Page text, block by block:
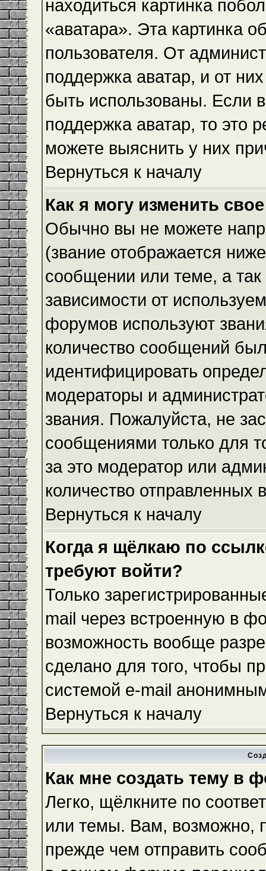
находиться картинка
«аватара». Эта картинка
пользователя. От
поддержка аватар, и от
быть использованы. Если
поддержка аватар, то это
можете выяснить у них
Вернуться к началу
Как я могу изменить
Обычно вы не можете
(звание отображается
сообщении или теме, а
зависимости от
форумов используют
количество сообщений
идентифицировать
модераторы и
звания. Пожалуйста, не
сообщениями только для
за это модератор или
количество
Вернуться к началу
Когда я щёлкаю по
требуют войти?
Только
mail через встроенную в
возможность вообще
сделано для того, чтобы
системой e-mail
Вернуться к началу
Как мне создать тему в
Легко, щёлкните по
или темы. Вам, возможно,
прежде чем отправить